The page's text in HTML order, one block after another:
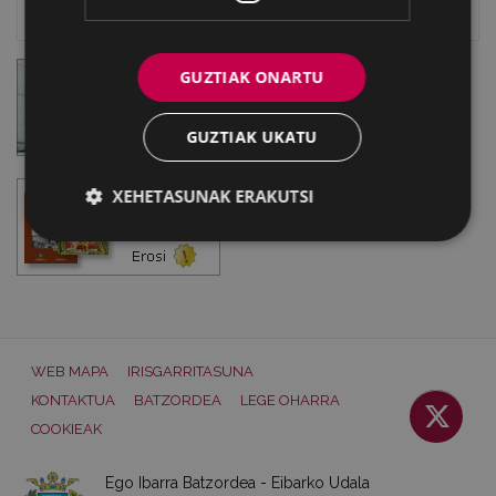
WEB MAPA
IRISGARRITASUNA
KONTAKTUA
BATZORDEA
LEGE OHARRA
COOKIEAK
Ego Ibarra Batzordea - Eibarko Udala
GUZTIAK ONARTU
GUZTIAK UKATU
XEHETASUNAK ERAKUTSI